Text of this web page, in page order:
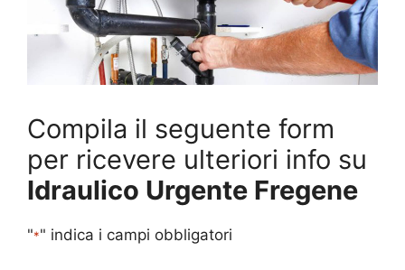
Compila il seguente form
per ricevere ulteriori info su
Idraulico Urgente Fregene
"*" indica i campi obbligatori